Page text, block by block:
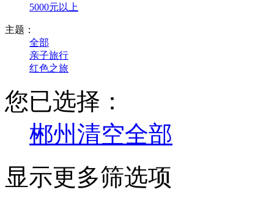
5000元以上
主题：
全部
亲子旅行
红色之旅
您已选择：
郴州清空全部
显示更多筛选项